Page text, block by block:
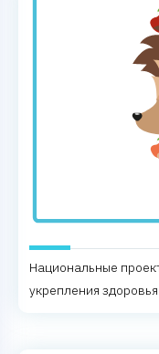
Национальные
укрепления